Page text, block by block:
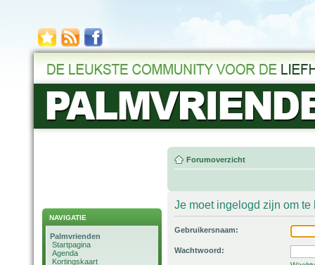
NAVIGATIE
Palmvrienden
Startpagina
Agenda
Kortingskaart
Forumoverzicht
Je moet ingelogd zijn om
Gebruikersnaam:
Wachtwoord: